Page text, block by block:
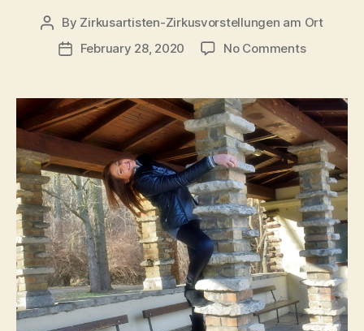
Post
author
By Zirkusartisten-Zirkusvorstellungen am Ort
PostFebruary 28, 2020 No Commentson
der
Oper
2020